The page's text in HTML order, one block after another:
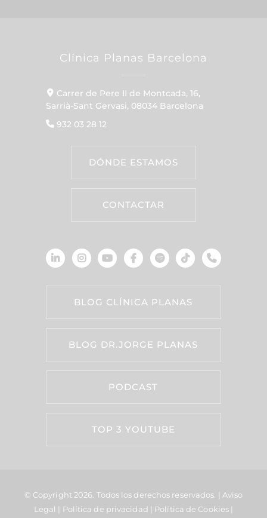
Clínica Planas Barcelona
Carrer de Pere II de Montcada, 16,
Sarrià-Sant Gervasi, 08034 Barcelona
932 03 28 12
DÓNDE ESTAMOS
CONTACTAR
BLOG CLÍNICA PLANAS
BLOG DR.JORGE PLANAS
PODCAST
TOP 3 YOUTUBE
© Copyright 2026. Todos los derechos reservados. | Aviso
Legal | Política de privacidad | Política de Cookies |